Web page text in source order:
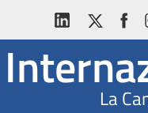
La